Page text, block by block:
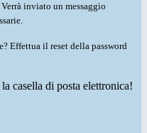
Verrà inviato un messaggio
Effettua il reset della password
casella di posta elettronica!